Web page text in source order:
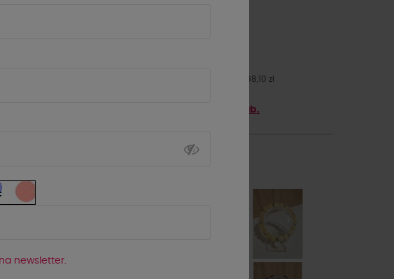
Najniższa cena z 30 dni przed obniżką: 98,10 zł
5th Club.
newsletter.